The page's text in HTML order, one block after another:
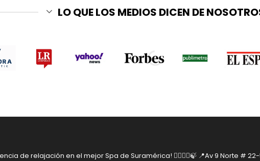
LO QUE LOS MEDIOS DICEN DE
de relajación en el mejor Spa de Suramérica! 🧘‍♂️🧘‍♀️🍃 📍Av 9 Norte #